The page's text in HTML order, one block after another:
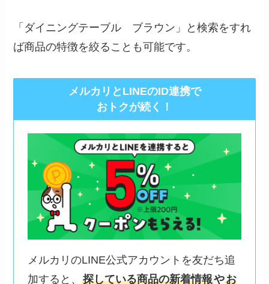
「ダイニングテーブル ブラウン」と検索をすれ
ば商品の特徴を絞ることも可能です。
メルカリとLINEのID連携で
おトクが続く！
メルカリのLINE公式アカウントを友だち追
加すると、 探している商品の新着情報やお